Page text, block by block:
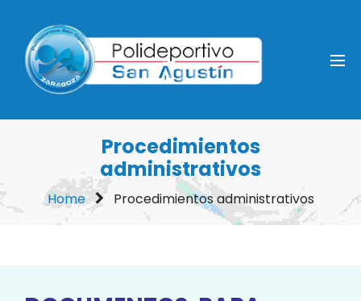
Procedimientos
administrativos
Home Procedimientos administrativos